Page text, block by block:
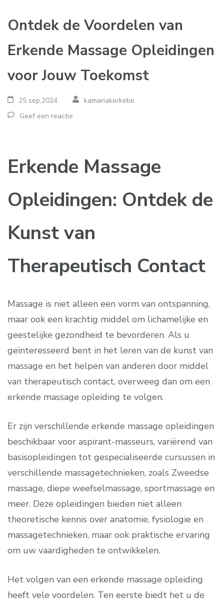
Ontdek de Voordelen van
Erkende Massage Opleidingen
voor Jouw Toekomst
25 sep,2024
kamariakerkebe
Geef een reactie
Erkende Massage
Opleidingen: Ontdek de
Kunst van
Therapeutisch Contact
Massage is niet alleen een vorm van ontspanning,
maar ook een krachtig middel om lichamelijke en
geestelijke gezondheid te bevorderen. Als u
geïnteresseerd bent in het leren van de kunst van
massage en het helpen van anderen door middel
van therapeutisch contact, overweeg dan om een
erkende massage opleiding te volgen.
Er zijn verschillende erkende massage opleidingen
beschikbaar voor aspirant-masseurs, variërend van
basisopleidingen tot gespecialiseerde cursussen in
verschillende massagetechnieken, zoals Zweedse
massage, diepe weefselmassage, sportmassage en
meer. Deze opleidingen bieden niet alleen
theoretische kennis over anatomie, fysiologie en
massagetechnieken, maar ook praktische ervaring
om uw vaardigheden te ontwikkelen.
Het volgen van een erkende massage opleiding
heeft vele voordelen. Ten eerste biedt het u de